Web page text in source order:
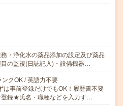
・浄化水の薬品添加の設定及び薬品
の監視(日誌記入)・設備機器…
クOK / 英語力不要
事前登録だけでもOK！履歴書不要
登録★氏名・職種などを入力す…